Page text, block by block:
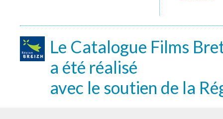
Le Catalogue Films
a été réalisé
avec le soutien de la